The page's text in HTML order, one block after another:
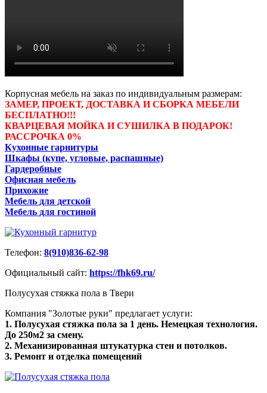
Корпусная мебель на заказ по индивидуальным размерам:
ЗАМЕР, ПРОЕКТ, ДОСТАВКА И СБОРКА МЕБЕЛИ
БЕСПЛАТНО!!!
КВАРЦЕВАЯ МОЙКА И СУШИЛКА В ПОДАРОК!
РАССРОЧКА 0%
Кухонные гарнитуры
Шкафы (купе, угловые, распашные)
Гардеробные
Офисная мебель
Прихожие
Мебель для детской
Мебель для гостиной
Телефон: 8(910)836-62-98
Официальный сайт: https://fhk69.ru/
Полусухая стяжка пола в Твери
Компания "Золотые руки" предлагает услуги:
1. Полусухая стяжка пола за 1 день. Немецкая технология.
До 250м2 за смену.
2. Механизированная штукатурка стен и потолков.
3. Ремонт и отделка помещений